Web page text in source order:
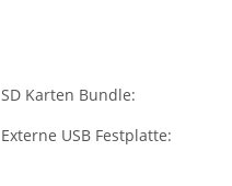
SD Karten Bundle:
Externe USB Festplatte: